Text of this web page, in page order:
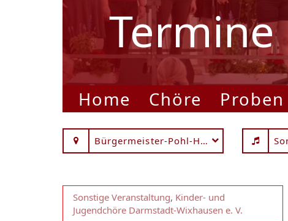
Termine
Home Chöre Proben
Bürgermeister-Pohl-Haus
Sonstige Veranstaltung, Kinder- und
Jugendchöre Darmstadt-Wixhausen e. V.